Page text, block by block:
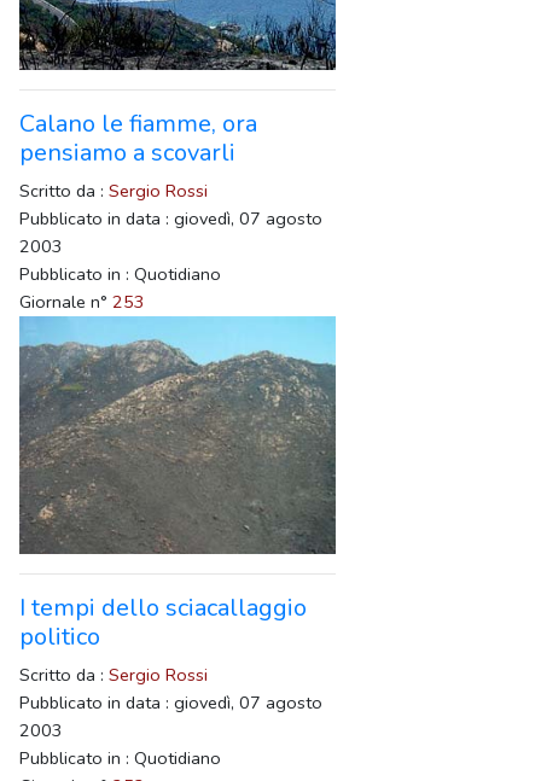
Calano le fiamme, ora
pensiamo a scovarli
Scritto da : Sergio Rossi
Pubblicato in data : giovedì, 07 agosto
2003
Pubblicato in : Quotidiano
Giornale n° 253
I tempi dello sciacallaggio
politico
Scritto da : Sergio Rossi
Pubblicato in data : giovedì, 07 agosto
2003
Pubblicato in : Quotidiano